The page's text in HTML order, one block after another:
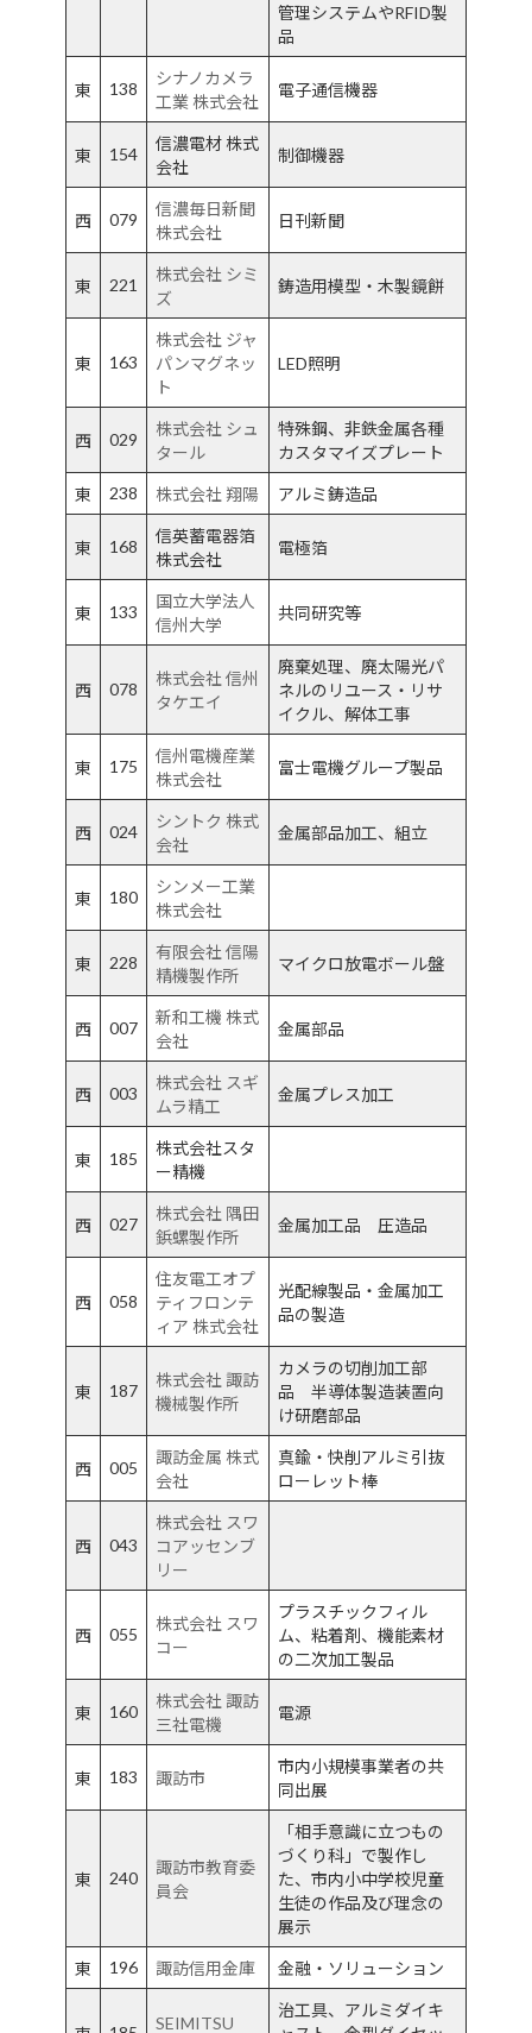
管理システムやRFID製
品
東 138
シナノカメラ
工業 株式会社
電子通信機器
東 154
信濃電材 株式
会社
制御機器
西 079
信濃毎日新聞
株式会社
日刊新聞
東 221
株式会社 シミ
ズ
鋳造用模型・木製鏡餅
東 163
株式会社 ジャ
パンマグネッ
ト
LED照明
西 029
株式会社 シュ
タール
特殊鋼、非鉄金属各種
カスタマイズプレート
東 238 株式会社 翔陽 アルミ鋳造品
東 168
信英蓄電器箔
株式会社
電極箔
東 133
国立大学法人
信州大学
共同研究等
西 078
株式会社 信州
タケエイ
廃棄処理、廃太陽光パ
ネルのリユース・リサ
イクル、解体工事
東 175
信州電機産業
株式会社
富士電機グループ製品
西 024
シントク 株式
会社
金属部品加工、組立
東 180
シンメー工業
株式会社
東 228
有限会社 信陽
精機製作所
マイクロ放電ボール盤
西 007
新和工機 株式
会社
金属部品
西 003
株式会社 スギ
ムラ精工
金属プレス加工
東 185
株式会社スタ
ー精機
西 027
株式会社 隅田
鋲螺製作所
金属加工品 圧造品
西 058
住友電工オプ
ティフロンテ
ィア 株式会社
光配線製品・金属加工
品の製造
東 187
株式会社 諏訪
機械製作所
カメラの切削加工部
品 半導体製造装置向
け研磨部品
西 005
諏訪金属 株式
会社
真鍮・快削アルミ引抜
ローレット棒
西 043
株式会社 スワ
コアッセンブ
リー
西 055
株式会社 スワ
コー
プラスチックフィル
ム、粘着剤、機能素材
の二次加工製品
東 160
株式会社 諏訪
三社電機
電源
東 183 諏訪市
市内小規模事業者の共
同出展
東 240
諏訪市教育委
員会
「相手意識に立つもの
づくり科」で製作し
た、市内小中学校児童
生徒の作品及び理念の
展示
東 196 諏訪信用金庫 金融・ソリューション
SEIMITSU
治工具、アルミダイキ